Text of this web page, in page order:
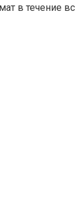
в течение